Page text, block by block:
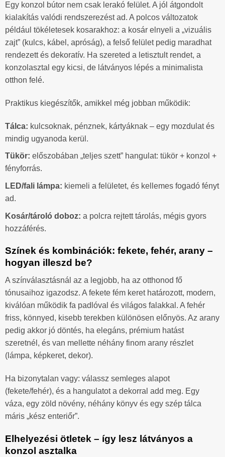
Egy konzol bútor nem csak lerakó felület. A jól átgondolt
kialakítás valódi rendszerezést ad. A polcos változatok
például tökéletesek kosarakhoz: a kosár elnyeli a „vizuális
zajt” (kulcs, kábel, apróság), a felső felület pedig maradhat
rendezett és dekoratív. Ha szereted a letisztult rendet, a
konzolasztal egy kicsi, de látványos lépés a minimalista
otthon felé.
Praktikus kiegészítők, amikkel még jobban működik:
Tálca: kulcsoknak, pénznek, kártyáknak – egy mozdulat és
mindig ugyanoda kerül.
Tükör: előszobában „teljes szett” hangulat: tükör + konzol +
fényforrás.
LED/fali lámpa: kiemeli a felületet, és kellemes fogadó fényt
ad.
Kosár/tároló doboz: a polcra rejtett tárolás, mégis gyors
hozzáférés.
Színek és kombinációk: fekete, fehér, arany –
hogyan illeszd be?
A színválasztásnál az a legjobb, ha az otthonod fő
tónusaihoz igazodsz. A fekete fém keret határozott, modern,
kiválóan működik fa padlóval és világos falakkal. A fehér
friss, könnyed, kisebb terekben különösen előnyös. Az arany
pedig akkor jó döntés, ha elegáns, prémium hatást
szeretnél, és van mellette néhány finom arany részlet
(lámpa, képkeret, dekor).
Ha bizonytalan vagy: válassz semleges alapot
(fekete/fehér), és a hangulatot a dekorral add meg. Egy
váza, egy zöld növény, néhány könyv és egy szép tálca
máris „kész enteriőr”.
Elhelyezési ötletek – így lesz látványos a
konzol asztalka